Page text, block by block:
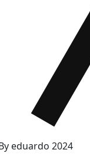
eduardo 2024